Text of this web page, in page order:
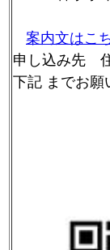
案内文はこ
申し込み先
下記 までお願
〒
養父市
兵庫県
ＴＥＬ
メール